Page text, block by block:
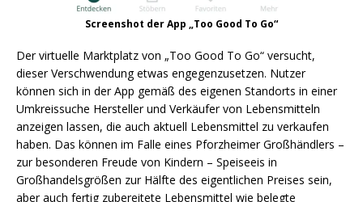
Screenshot der App „Too Good To Go“
Der virtuelle Marktplatz von „Too Good To Go“ versucht,
dieser Verschwendung etwas engegenzusetzen. Nutzer
können sich in der App gemäß des eigenen Standorts in einer
Umkreissuche Hersteller und Verkäufer von Lebensmitteln
anzeigen lassen, die auch aktuell Lebensmittel zu verkaufen
haben. Das können im Falle eines Pforzheimer Großhändlers –
zur besonderen Freude von Kindern – Speiseeis in
Großhandelsgrößen zur Hälfte des eigentlichen Preises sein,
aber auch fertig zubereitete Lebensmittel wie belegte